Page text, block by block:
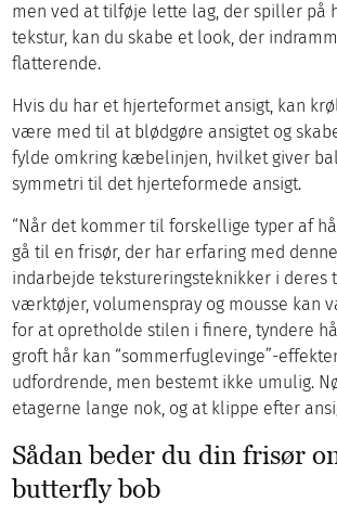
men ved at tilføje lette lag, der spiller på
tekstur, kan du skabe et look, der
flatterende.
Hvis du har et hjerteformet ansigt, kan
være med til at blødgøre ansigtet og
fylde omkring kæbelinjen, hvilket giver
symmetri til det hjerteformede ansigt.
“Når det kommer til forskellige typer af
gå til en frisør, der har erfaring med
indarbejde tekstureringsteknikker i deres
værktøjer, volumenspray og mousse kan
for at opretholde stilen i finere, tyndere
groft hår kan “sommerfuglevinge”-
udfordrende, men bestemt ikke umulig.
etagerne lange nok, og at klippe efter
Sådan beder du din frisør
butterfly bob